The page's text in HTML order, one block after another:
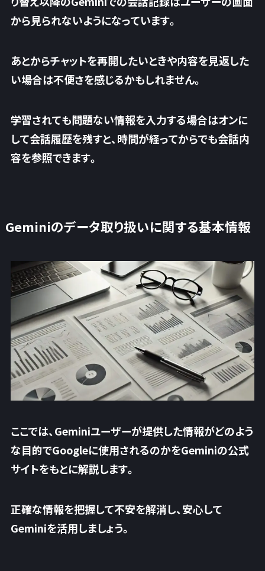
から見られないようになっています。
あとからチャットを再開したいときや内容を見返した
い場合は不便さを感じるかもしれません。
学習されても問題ない情報を入力する場合はオンに
して会話履歴を残すと、時間が経ってからでも会話内
容を参照できます。
Geminiのデータ取り扱いに関する基本情報
ここでは、Geminiユーザーが提供した情報がどのよう
な目的でGoogleに使用されるのかをGeminiの公式
サイトをもとに解説します。
正確な情報を把握して不安を解消し、安心して
Geminiを活用しましょう。